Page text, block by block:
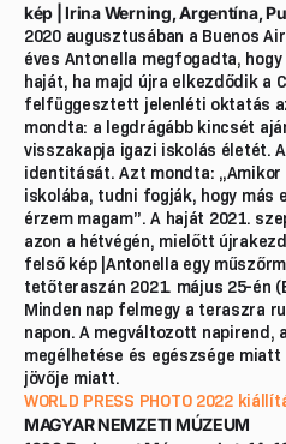
kép | Irina Werning, Argentína,
2020 augusztusában a Buenos
éves Antonella megfogadta,
haját, ha majd újra elkezdődik a
felfüggesztett jelenléti oktatás
mondta: a legdrágább kincsét
visszakapja igazi iskolás életét.
identitását. Azt mondta: „Amikor
iskolába, tudni fogják, hogy más
érzem magam”. A haját 2021.
azon a hétvégén, mielőtt
felső kép |Antonella egy
tetőteraszán 2021. május 25-én
Minden nap felmegy a teraszra
napon. A megváltozott napirend,
megélhetése és egészsége
jövője miatt.
WORLD PRESS PHOTO 2022
MAGYAR NEMZETI MÚZEUM